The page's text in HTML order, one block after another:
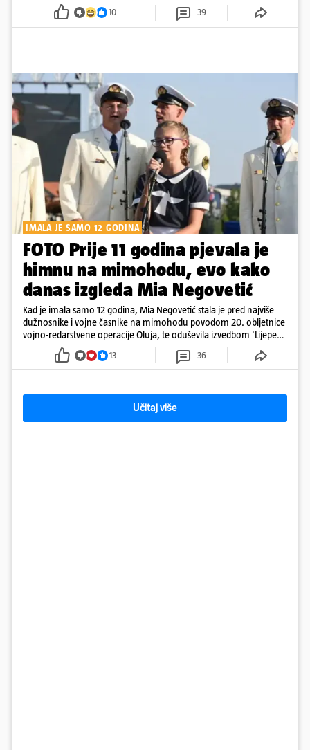
snimkama i fotografijama je pokazala vesele trenutke s vjenčanja
10 39
IMALA JE SAMO 12 GODINA
FOTO Prije 11 godina pjevala je
himnu na mimohodu, evo kako
danas izgleda Mia Negovetić
Kad je imala samo 12 godina, Mia Negovetić stala je pred najviše
dužnosnike i vojne časnike na mimohodu povodom 20. obljetnice
vojno-redarstvene operacije Oluja, te oduševila izvedbom 'Lijepe
13 36
Učitaj više